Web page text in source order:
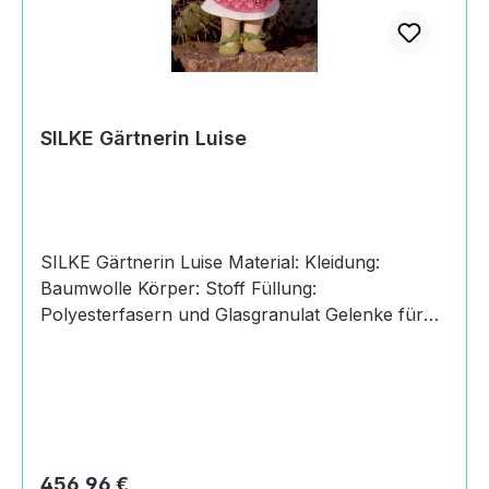
SILKE Gärtnerin Luise
SILKE Gärtnerin Luise Material: Kleidung:
Baumwolle Körper: Stoff Füllung:
Polyesterfasern und Glasgranulat Gelenke für
und das edle Material. Silke verwendet natürliche
Regulärer Preis:
456,96 €